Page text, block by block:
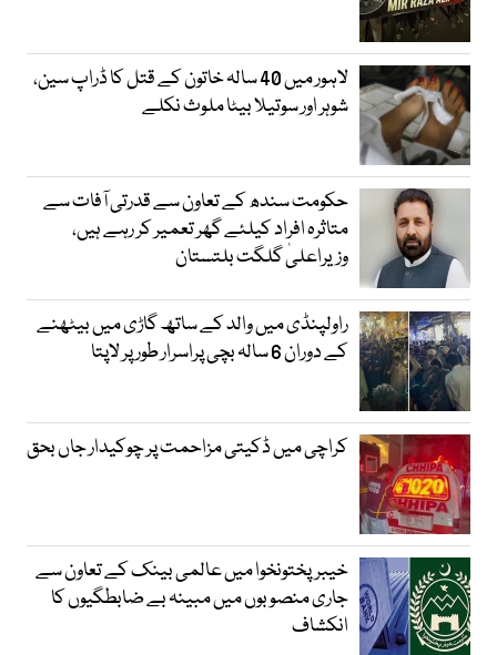
لاہور میں 40 سالہ خاتون کے قتل کا ڈراپ سین،
شوہر اور سوتیلا بیٹا ملوث نکلے
حکومت سندھ کے تعاون سے قدرتی آفات سے
متاثرہ افراد کیلئے گھر تعمیر کر رہے ہیں،
وزیراعلیٰ گلگت بلتستان
راولپنڈی میں والد کے ساتھ گاڑی میں بیٹھنے
کے دوران 6 سالہ بچی پراسرار طور پر لاپتا
کراچی میں ڈکیتی مزاحمت پر چوکیدار جاں بحق
خیبرپختونخوا میں عالمی بینک کے تعاون سے
جاری منصوبوں میں مبینہ بے ضابطگیوں کا
انکشاف